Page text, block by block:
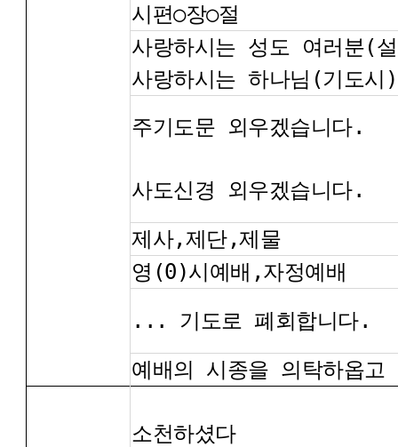
시편○장○절
사랑하시는 성도 여러분(
사랑하시는 하나님(기도시)
주기도문 외우겠습니다.
사도신경 외우겠습니다.
제사,제단,제물
영(0)시예배,자정예배
... 기도로 폐회합니다.
예배의 시종을 의탁하옵고
소천하셨다